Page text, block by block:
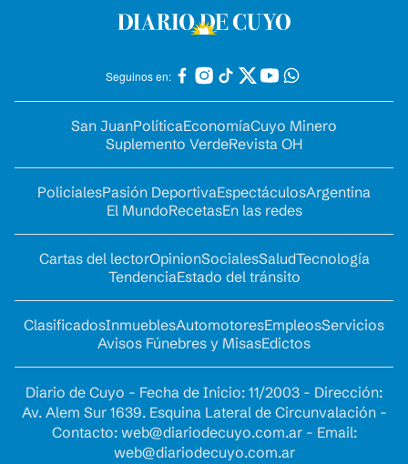
Seguinos en:
San JuanPolíticaEconomíaCuyo Minero
Suplemento VerdeRevista OH
PolicialesPasión DeportivaEspectáculosArgentina
El MundoRecetasEn las redes
Cartas del lectorOpinionSocialesSaludTecnología
TendenciaEstado del tránsito
ClasificadosInmueblesAutomotoresEmpleosServicios
Avisos Fúnebres y MisasEdictos
Diario de Cuyo - Fecha de Inicio: 11/2003 - Dirección:
Av. Alem Sur 1639. Esquina Lateral de Circunvalación -
Contacto: web@diariodecuyo.com.ar- Email:
web@diariodecuyo.com.ar